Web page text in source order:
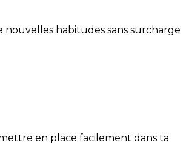
habitudes sans surcharge
en place facilement dans ta